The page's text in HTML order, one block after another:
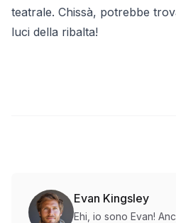
teatrale. Chissà, potrebbe
luci della ribalta!
Evan Kingsley
Ehi, io sono Evan!